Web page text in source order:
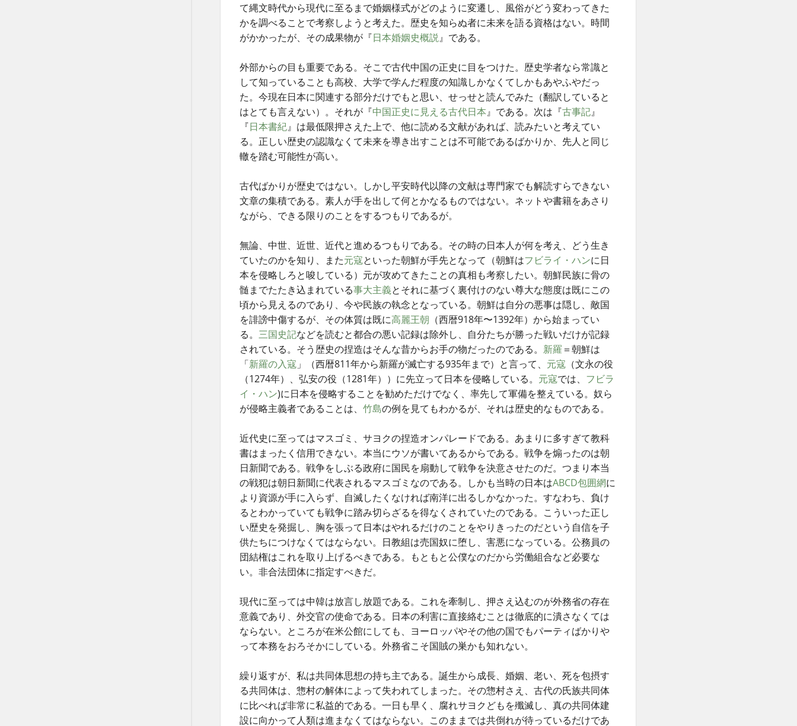
て縄文時代から現代に至るまで婚姻様式がどのように変遷し、風俗がどう変わってきた
かを調べることで考察しようと考えた。歴史を知らぬ者に未来を語る資格はない。時間
がかかったが、その成果物が『日本婚姻史概説』である。
外部からの目も重要である。そこで古代中国の正史に目をつけた。歴史学者なら常識と
して知っていることも高校、大学で学んだ程度の知識しかなくてしかもあやふやだっ
た。今現在日本に関連する部分だけでもと思い、せっせと読んでみた（翻訳していると
はとても言えない）。それが『中国正史に見える古代日本』である。次は『古事記』
『日本書紀』は最低限押さえた上で、他に読める文献があれば、読みたいと考えてい
る。正しい歴史の認識なくて未来を導き出すことは不可能であるばかりか、先人と同じ
轍を踏む可能性が高い。
古代ばかりが歴史ではない。しかし平安時代以降の文献は専門家でも解読すらできない
文章の集積である。素人が手を出して何とかなるものではない。ネットや書籍をあさり
ながら、できる限りのことをするつもりであるが。
無論、中世、近世、近代と進めるつもりである。その時の日本人が何を考え、どう生き
ていたのかを知り、また元寇といった朝鮮が手先となって（朝鮮はフビライ・ハンに日
本を侵略しろと唆している）元が攻めてきたことの真相も考察したい。朝鮮民族に骨の
髄までたたき込まれている事大主義とそれに基づく裏付けのない尊大な態度は既にこの
頃から見えるのであり、今や民族の執念となっている。朝鮮は自分の悪事は隠し、敵国
を誹謗中傷するが、その体質は既に高麗王朝 （西暦918年〜1392年）から始まってい
る。 三国史記などを読むと都合の悪い記録は除外し、自分たちが勝った戦いだけが記録
されている。そう歴史の捏造はそんな昔からお手の物だったのである。 新羅 ＝朝鮮は
「新羅の入寇 」（西暦811年から新羅が滅亡する935年まで）と言って、 元寇 （文永の役
（1274年）、弘安の役（1281年））に先立って日本を侵略している。 元寇では、 フビラ
イ・ハン)に日本を侵略することを勧めただけでなく、率先して軍備を整えている。奴ら
が侵略主義者であることは、 竹島の例を見てもわかるが、それは歴史的なものである。
近代史に至ってはマスゴミ、サヨクの捏造オンパレードである。あまりに多すぎて教科
書はまったく信用できない。本当にウソが書いてあるからである。戦争を煽ったのは朝
日新聞である。戦争をしぶる政府に国民を扇動して戦争を決意させたのだ。つまり本当
の戦犯は朝日新聞に代表されるマスゴミなのである。しかも当時の日本はABCD包囲網に
より資源が手に入らず、自滅したくなければ南洋に出るしかなかった。すなわち、負け
るとわかっていても戦争に踏み切らざるを得なくされていたのである。こういった正し
い歴史を発掘し、胸を張って日本はやれるだけのことをやりきったのだという自信を子
供たちにつけなくてはならない。日教組は売国奴に堕し、害悪になっている。公務員の
団結権はこれを取り上げるべきである。もともと公僕なのだから労働組合など必要な
い。非合法団体に指定すべきだ。
現代に至っては中韓は放言し放題である。これを牽制し、押さえ込むのが外務省の存在
意義であり、外交官の使命である。日本の利害に直接絡むことは徹底的に潰さなくては
ならない。ところが在米公館にしても、ヨーロッパやその他の国でもパーティばかりや
って本務をおろそかにしている。外務省こそ国賊の巣かも知れない。
繰り返すが、私は共同体思想の持ち主である。誕生から成長、婚姻、老い、死を包摂す
る共同体は、惣村の解体によって失われてしまった。その惣村さえ、古代の氏族共同体
に比べれば非常に私益的である。一日も早く、腐れサヨクどもを殲滅し、真の共同体建
設に向かって人類は進まなくてはならない。このままでは共倒れが待っているだけであ